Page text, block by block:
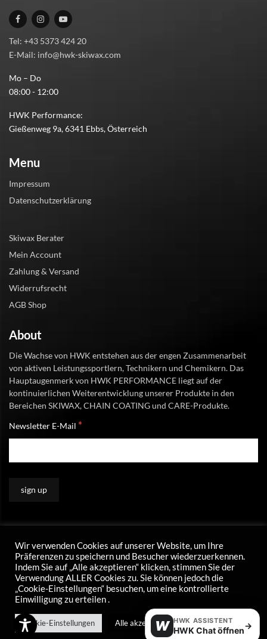
Tel: +43 5373 424 20
E-Mail: info@hwk-skiwax.com
Mo – Do
08:00 - 12:00
HWK Performance:
Gießenweg 9a, 6341 Ebbs, Österreich
Menu
Impressum
Datenschutzerklärung
Skiwax Berater
Mein Account
Zahlung & Versand
Widerrufsrecht
AGB Shop
About
Die Wachse von HWK entstehen aus der engen Zusammenarbeit
von aktiven Leistungssportlern, Technikern und Chemikern. Das
Hauptaugenmerk von HWK PERFORMANCE liegt auf der
kontinuierlichen Weiterentwicklung unserer Produkte in den
Bereichen SKIWAX, CHAIN COATING und CARE-Produkte.
Newsletter E-Mail *
Wir verwenden Cookies auf unserer Website, um Ihre
Präferenzen zu speichern und Besucher wiederzuerkennen.
Indem Sie auf „Alle akzeptieren“ klicken, stimmen Sie der
Verwendung ALLER Cookies zu. Sie können jedoch die
„Cookie-Einstellungen“ besuchen, um eine kontrollierte
Einwilligung zu erteilen .
Cookie-Einstellungen Alle akzeptieren
W HWK ASSISTENT
HWK Chat öffnen→